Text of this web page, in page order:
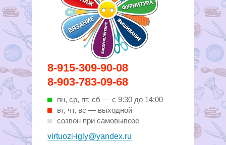
8-915-309-90-08
8-903-783-09-68
пн, ср, пт, cб — с 9:30 до 14:00
вт, чт, вс — выходной
созвон при самовывозе
virtuozi-igly@yandex.ru
Вирутозы иглы. Товары для
шитья и рукоделья